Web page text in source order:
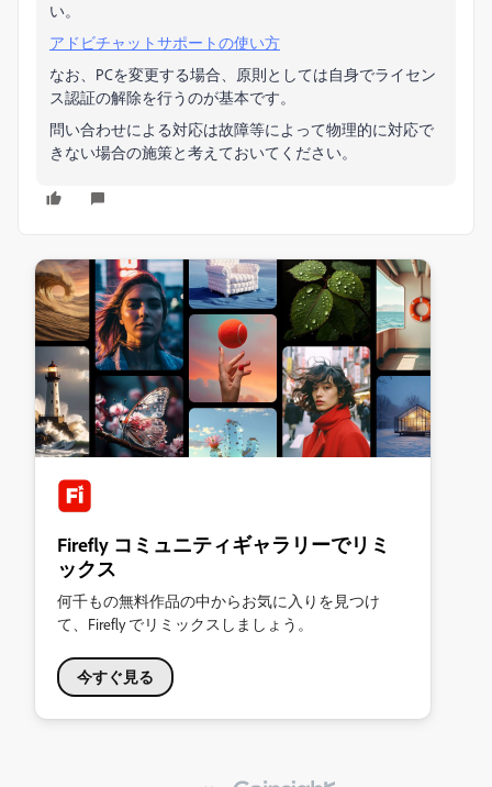
い。
アドビチャットサポートの使い方
なお、PCを変更する場合、原則としては自身でライセン
ス認証の解除を行うのが基本です。
問い合わせによる対応は故障等によって物理的に対応で
きない場合の施策と考えておいてください。
Firefly コミュニティギャラリーでリミ
ックス
何千もの無料作品の中からお気に入りを見つけ
て、Firefly でリミックスしましょう。
今すぐ見る